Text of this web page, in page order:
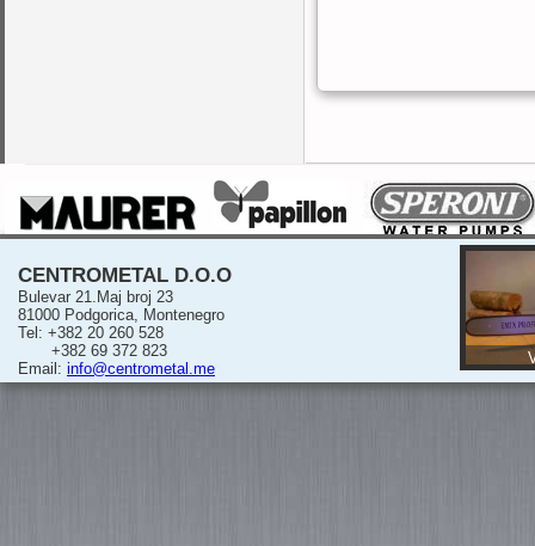
CENTROMETAL D.O.O
Bulevar 21.Maj broj 23
81000 Podgorica, Montenegro
Tel: +382 20 260 528
+382 69 372 823
Email: info@centrometal.me